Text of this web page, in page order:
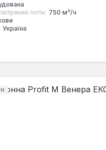
потік: 750 м³/ч
Україна